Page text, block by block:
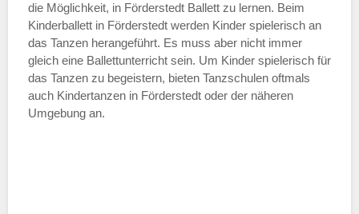
die Möglichkeit, in Förderstedt Ballett zu lernen. Beim
Kinderballett in Förderstedt werden Kinder spielerisch an
das Tanzen herangeführt. Es muss aber nicht immer
gleich eine Ballettunterricht sein. Um Kinder spielerisch für
das Tanzen zu begeistern, bieten Tanzschulen oftmals
auch Kindertanzen in Förderstedt oder der näheren
Umgebung an.